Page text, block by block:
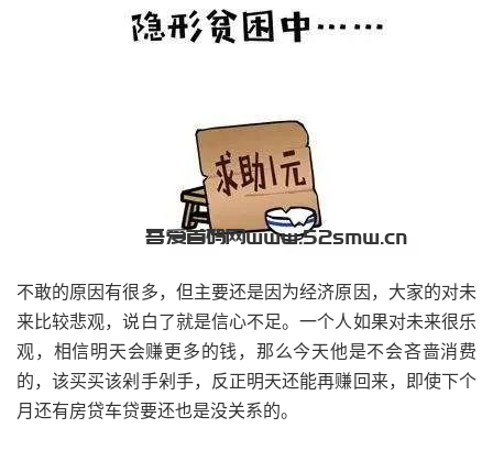
不敢的原因有很多，但主要还是因为经济原因，大家的对未
来比较悲观，说白了就是信心不足。一个人如果对未来很乐
观，相信明天会赚更多的钱，那么今天他是不会吝啬消费
的，该买买该剁手剁手，反正明天还能再赚回来，即使下个
月还有房贷车贷要还也是没关系的。